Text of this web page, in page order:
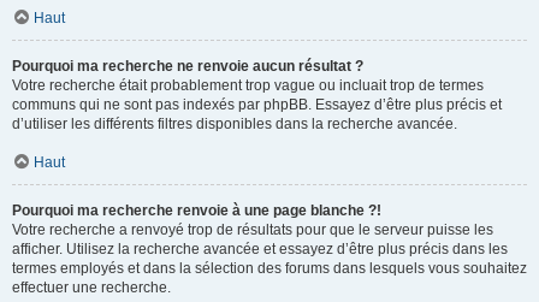
Haut
Pourquoi ma recherche ne renvoie aucun résultat ?
Votre recherche était probablement trop vague ou incluait trop de termes
communs qui ne sont pas indexés par phpBB. Essayez d’être plus précis et
d’utiliser les différents filtres disponibles dans la recherche avancée.
Haut
Pourquoi ma recherche renvoie à une page blanche ?!
Votre recherche a renvoyé trop de résultats pour que le serveur puisse les
afficher. Utilisez la recherche avancée et essayez d’être plus précis dans les
termes employés et dans la sélection des forums dans lesquels vous souhaitez
effectuer une recherche.